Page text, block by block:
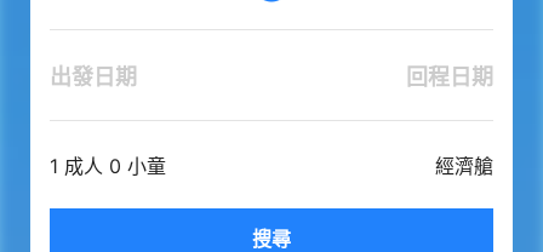
出發日期 回程日期
1 成人 0 小童 經濟艙
搜尋